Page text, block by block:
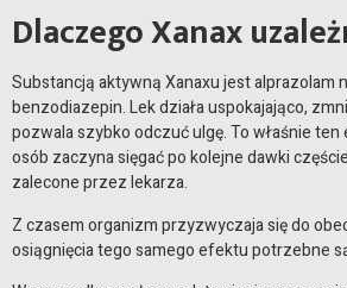
Dlaczego Xanax
Substancją aktywną Xanaxu jest alprazolam
benzodiazepin. Lek działa uspokajająco,
pozwala szybko odczuć ulgę. To właśnie
osób zaczyna sięgać po kolejne dawki
zalecone przez lekarza.
Z czasem organizm przyzwyczaja się do
osiągnięcia tego samego efektu potrzebne